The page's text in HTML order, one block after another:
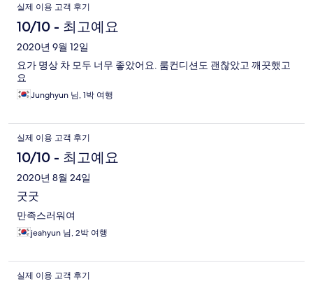
실제 이용 고객 후기
10/10 - 최고예요
2020년 9월 12일
요가 명상 차 모두 너무 좋았어요. 룸컨디션도 괜찮았고 깨끗했고
요
Junghyun 님, 1박 여행
실제 이용 고객 후기
10/10 - 최고예요
2020년 8월 24일
굿굿
만족스러워여
jeahyun 님, 2박 여행
실제 이용 고객 후기